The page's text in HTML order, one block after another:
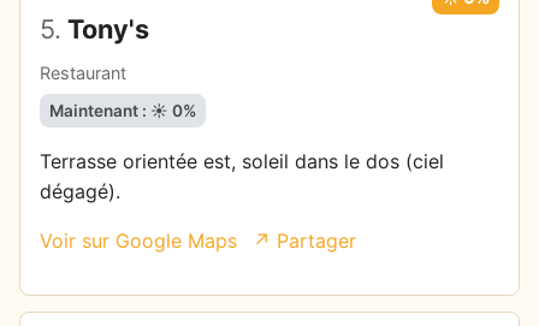
5. Tony's
Restaurant
Maintenant : ☀️ 0%
Terrasse orientée est, soleil dans le dos (ciel
dégagé).
Voir sur Google Maps ↗ Partager